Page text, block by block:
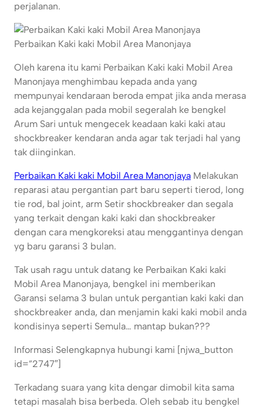
perjalanan.
Perbaikan Kaki kaki Mobil Area Manonjaya
Oleh karena itu kami Perbaikan Kaki kaki Mobil Area
Manonjaya menghimbau kepada anda yang
mempunyai kendaraan beroda empat jika anda merasa
ada kejanggalan pada mobil segeralah ke bengkel
Arum Sari untuk mengecek keadaan kaki kaki atau
shockbreaker kendaran anda agar tak terjadi hal yang
tak diinginkan.
Perbaikan Kaki kaki Mobil Area Manonjaya Melakukan
reparasi atau pergantian part baru seperti tierod, long
tie rod, bal joint, arm Setir shockbreaker dan segala
yang terkait dengan kaki kaki dan shockbreaker
dengan cara mengkoreksi atau menggantinya dengan
yg baru garansi 3 bulan.
Tak usah ragu untuk datang ke Perbaikan Kaki kaki
Mobil Area Manonjaya, bengkel ini memberikan
Garansi selama 3 bulan untuk pergantian kaki kaki dan
shockbreaker anda, dan menjamin kaki kaki mobil anda
kondisinya seperti Semula… mantap bukan???
Informasi Selengkapnya hubungi kami [njwa_button
id=”2747″]
Terkadang suara yang kita dengar dimobil kita sama
tetapi masalah bisa berbeda. Oleh sebab itu bengkel